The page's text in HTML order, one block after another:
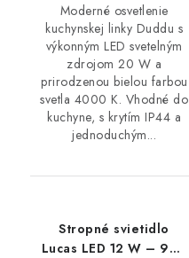
Moderné osvetlenie
kuchynskej linky Duddu s
výkonným LED svetelným
zdrojom 20 W a
prirodzenou bielou farbou
svetla 4000 K. Vhodné do
kuchyne, s krytím IP44 a
jednoduchým...
Stropné svietidlo
Lucas LED 12 W – 900